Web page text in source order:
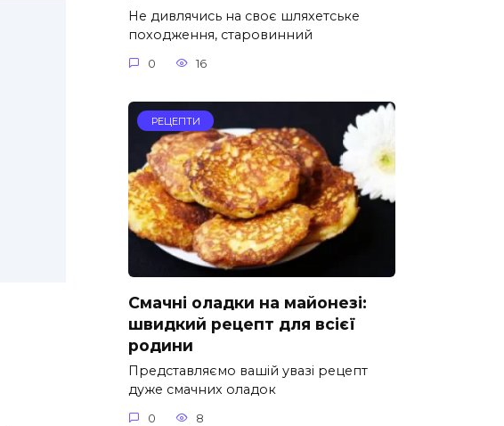
Не дивлячись на своє шляхетське
походження, старовинний
0 16
РЕЦЕПТИ
Смачні оладки на майонезі:
швидкий рецепт для всієї
родини
Представляємо вашій увазі рецепт
дуже смачних оладок
0 8